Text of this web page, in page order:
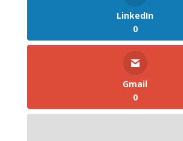
LinkedIn
0
Gmail
0